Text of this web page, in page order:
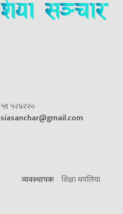
५२४२२०
व्यवस्थापक शिक्षा थपलिया